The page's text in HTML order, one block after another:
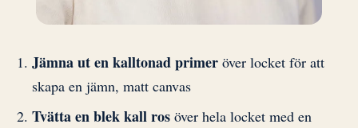
Jämna ut en kalltonad primer över locket för att
skapa en jämn, matt canvas
Tvätta en blek kall ros över hela locket med en